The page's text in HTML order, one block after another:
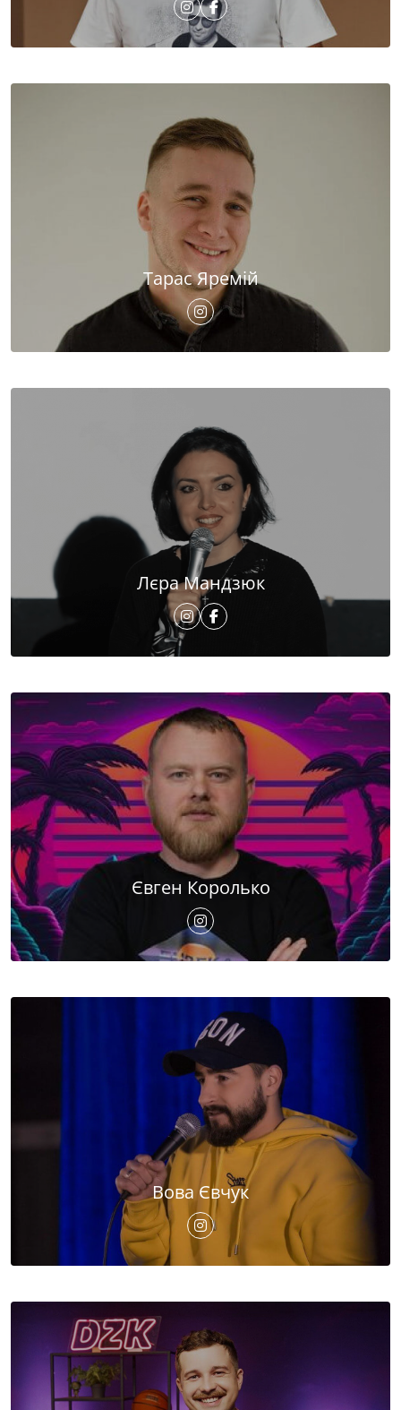
Тарас Яремій
Лєра Мандзюк
Євген Королько
Вова Євчук